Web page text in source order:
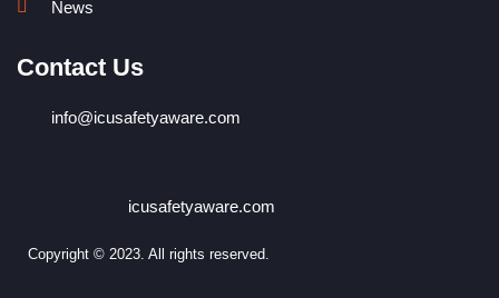
News
Contact Us
info@icusafetyaware.com
icusafetyaware.com
Copyright © 2023. All rights reserved.